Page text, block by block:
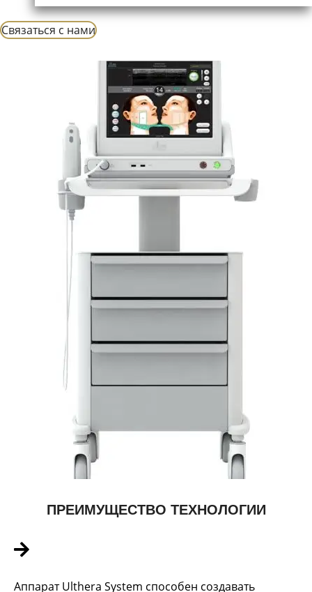
Cвязаться с нами
ПРЕИМУЩЕСТВО ТЕХНОЛОГИИ
Аппарат Ulthera System способен создавать